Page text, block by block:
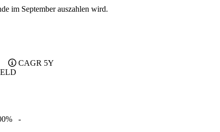
im September auszahlen wird.
CAGR 5Y
% -